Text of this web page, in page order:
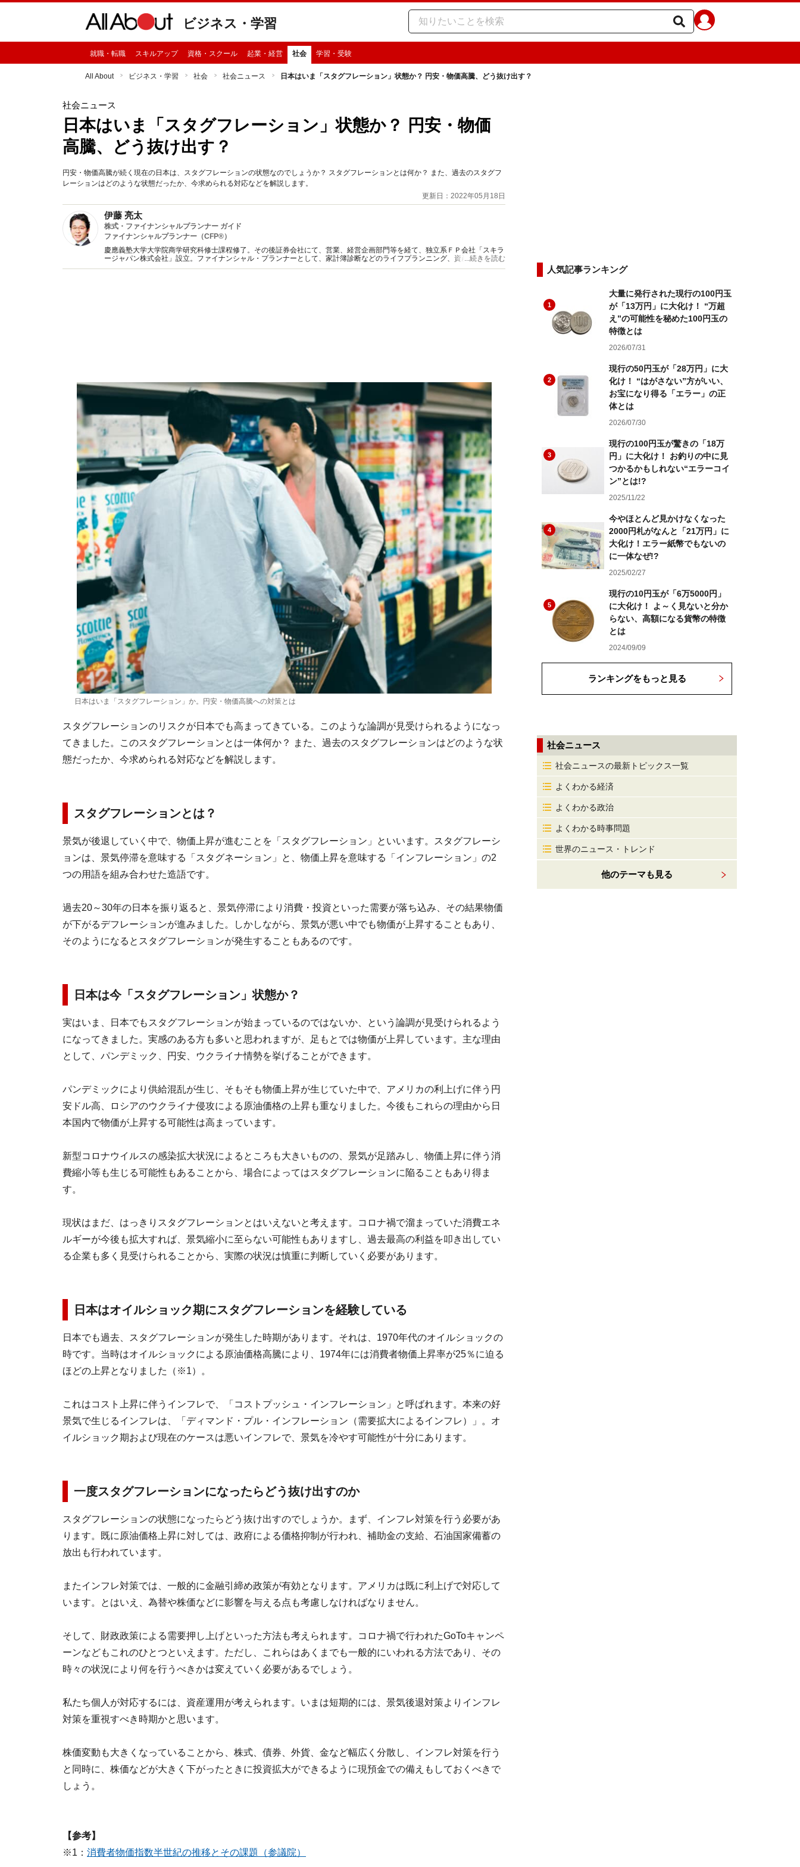
ビジネス・学習
就職・転職 スキルアップ 資格・スクール 起業・経営 社会 学習・受験
All About ビジネス・学習 社会 社会ニュース 日本はいま「スタグフレーション」状態か？ 円安・物価高騰、どう抜け出す？
社会ニュース
日本はいま「スタグフレーション」状態か？ 円安・物価
高騰、どう抜け出す？
円安・物価高騰が続く現在の日本は、スタグフレーションの状態なのでしょうか？ スタグフレーションとは何か？ また、過去のスタグフ
レーションはどのような状態だったか、今求められる対応などを解説します。
更新日：2022年05月18日
伊藤 亮太
株式・ファイナンシャルプランナー ガイド
ファイナンシャルプランナー（CFP®）
慶應義塾大学大学院商学研究科修士課程修了。その後証券会社にて、営業、経営企画部門等を経て、独立系ＦＰ会社「スキラ
ージャパン株式会社」設立。ファイナンシャル・プランナーとして、家計簿診断などのライフプランニング、資産運用、保険
の見直しなどの相談を行う。執筆・講演も金融機関をはじめ多岐に渡る。
...続きを読む
日本はいま「スタグフレーション」か。円安・物価高騰への対策とは
スタグフレーションのリスクが日本でも高まってきている。このような論調が見受けられるようになっ
てきました。このスタグフレーションとは一体何か？ また、過去のスタグフレーションはどのような状
態だったか、今求められる対応などを解説します。
スタグフレーションとは？
景気が後退していく中で、物価上昇が進むことを「スタグフレーション」といいます。スタグフレーシ
ョンは、景気停滞を意味する「スタグネーション」と、物価上昇を意味する「インフレーション」の2
つの用語を組み合わせた造語です。
過去20～30年の日本を振り返ると、景気停滞により消費・投資といった需要が落ち込み、その結果物価
が下がるデフレーションが進みました。しかしながら、景気が悪い中でも物価が上昇することもあり、
そのようになるとスタグフレーションが発生することもあるのです。
日本は今「スタグフレーション」状態か？
実はいま、日本でもスタグフレーションが始まっているのではないか、という論調が見受けられるよう
になってきました。実感のある方も多いと思われますが、足もとでは物価が上昇しています。主な理由
として、パンデミック、円安、ウクライナ情勢を挙げることができます。
パンデミックにより供給混乱が生じ、そもそも物価上昇が生じていた中で、アメリカの利上げに伴う円
安ドル高、ロシアのウクライナ侵攻による原油価格の上昇も重なりました。今後もこれらの理由から日
本国内で物価が上昇する可能性は高まっています。
新型コロナウイルスの感染拡大状況によるところも大きいものの、景気が足踏みし、物価上昇に伴う消
費縮小等も生じる可能性もあることから、場合によってはスタグフレーションに陥ることもあり得ま
す。
現状はまだ、はっきりスタグフレーションとはいえないと考えます。コロナ禍で溜まっていた消費エネ
ルギーが今後も拡大すれば、景気縮小に至らない可能性もありますし、過去最高の利益を叩き出してい
る企業も多く見受けられることから、実際の状況は慎重に判断していく必要があります。
日本はオイルショック期にスタグフレーションを経験している
日本でも過去、スタグフレーションが発生した時期があります。それは、1970年代のオイルショックの
時です。当時はオイルショックによる原油価格高騰により、1974年には消費者物価上昇率が25％に迫る
ほどの上昇となりました（※1）。
これはコスト上昇に伴うインフレで、「コストプッシュ・インフレーション」と呼ばれます。本来の好
景気で生じるインフレは、「ディマンド・プル・インフレーション（需要拡大によるインフレ）」。オ
イルショック期および現在のケースは悪いインフレで、景気を冷やす可能性が十分にあります。
一度スタグフレーションになったらどう抜け出すのか
スタグフレーションの状態になったらどう抜け出すのでしょうか。まず、インフレ対策を行う必要があ
ります。既に原油価格上昇に対しては、政府による価格抑制が行われ、補助金の支給、石油国家備蓄の
放出も行われています。
またインフレ対策では、一般的に金融引締め政策が有効となります。アメリカは既に利上げで対応して
います。とはいえ、為替や株価などに影響を与える点も考慮しなければなりません。
そして、財政政策による需要押し上げといった方法も考えられます。コロナ禍で行われたGoToキャンペ
ーンなどもこれのひとつといえます。ただし、これらはあくまでも一般的にいわれる方法であり、その
時々の状況により何を行うべきかは変えていく必要があるでしょう。
私たち個人が対応するには、資産運用が考えられます。いまは短期的には、景気後退対策よりインフレ
対策を重視すべき時期かと思います。
株価変動も大きくなっていることから、株式、債券、外貨、金など幅広く分散し、インフレ対策を行う
と同時に、株価などが大きく下がったときに投資拡大ができるように現預金での備えもしておくべきで
しょう。
【参考】
※1： 消費者物価指数半世紀の推移とその課題（参議院）
人気記事ランキング
1
大量に発行された現行の100円玉
が「13万円」に大化け！ “万超
え”の可能性を秘めた100円玉の
特徴とは
2026/07/31
2
現行の50円玉が「28万円」に大
化け！ “はがさない”方がいい、
お宝になり得る「エラー」の正
体とは
2026/07/30
3
現行の100円玉が驚きの「18万
円」に大化け！ お釣りの中に見
つかるかもしれない“エラーコイ
ン”とは!?
2025/11/22
4
今やほとんど見かけなくなった
2000円札がなんと「21万円」に
大化け！エラー紙幣でもないの
に一体なぜ!?
2025/02/27
5
現行の10円玉が「6万5000円」
に大化け！ よ～く見ないと分か
らない、高額になる貨幣の特徴
とは
2024/09/09
ランキングをもっと見る
社会ニュース
社会ニュースの最新トピックス一覧
よくわかる経済
よくわかる政治
よくわかる時事問題
世界のニュース・トレンド
他のテーマも見る